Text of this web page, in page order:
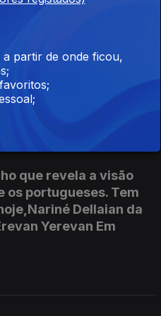
de hoje é a Erica
,que nos revela o
Há 20 anos prof.
que revela a visão
os portugueses. Tem
Dellaian da
Yerevan Em
partir de onde ficou,